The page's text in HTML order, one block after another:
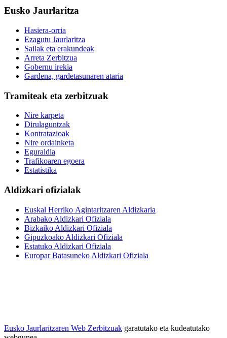
Eusko Jaurlaritza
Hasiera-orria
Ezagutu Jaurlaritza
Sailak eta erakundeak
Arreta Zerbitzua
Gobernu irekia
Gardena, gardetasunaren ataria
Tramiteak eta zerbitzuak
Nire karpeta
Dirulaguntzak
Kontratazioak
Nire ordainketa
Eguraldia
Trafikoaren egoera
Estatistika
Aldizkari ofizialak
Euskal Herriko Agintaritzaren Aldizkaria
Arabako Aldizkari Ofiziala
Bizkaiko Aldizkari Ofiziala
Gipuzkoako Aldizkari Ofiziala
Estatuko Aldizkari Ofiziala
Europar Batasuneko Aldizkari Ofiziala
Eusko Jaurlaritzaren Web Zerbitzuak garatutako eta kudeatutako